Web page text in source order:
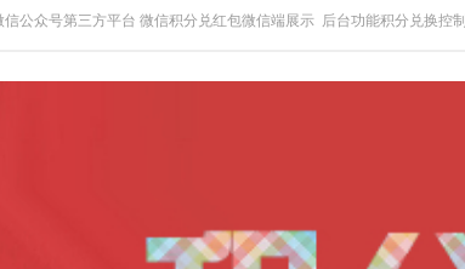
信公众号第三方平台 微信积分兑红包微信端展示 后台功能积分兑换控制